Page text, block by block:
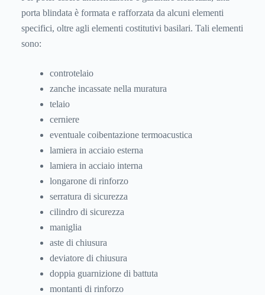
porta blindata è formata e rafforzata da alcuni elementi
specifici, oltre agli elementi costitutivi basilari. Tali elementi
sono:
controtelaio
zanche incassate nella muratura
telaio
cerniere
eventuale coibentazione termoacustica
lamiera in acciaio esterna
lamiera in acciaio interna
longarone di rinforzo
serratura di sicurezza
cilindro di sicurezza
maniglia
aste di chiusura
deviatore di chiusura
doppia guarnizione di battuta
montanti di rinforzo